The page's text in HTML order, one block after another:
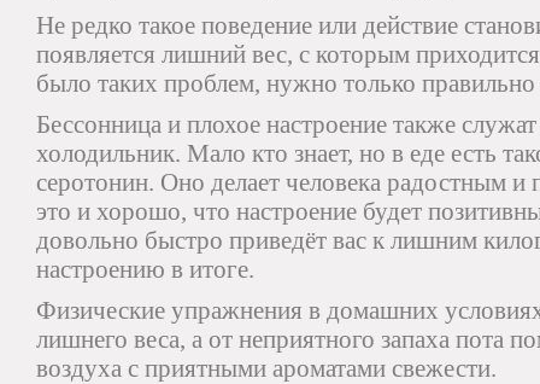
Не редко такое поведение или действие
появляется лишний вес, с которым
было таких проблем, нужно только правильно
Бессонница и плохое настроение также
холодильник. Мало кто знает, но в еде есть
серотонин. Оно делает человека радостным и
это и хорошо, что настроение будет
довольно быстро приведёт вас к лишним
настроению в итоге.
Физические упражнения в домашних
лишнего веса, а от неприятного запаха пота
воздуха с приятными ароматами свежести.